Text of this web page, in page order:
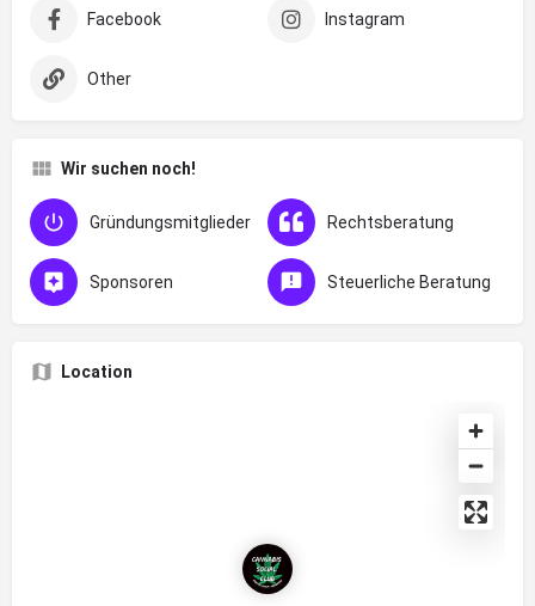
Facebook Instagram
Other
Wir suchen noch!
Gründungsmitglieder Rechtsberatung
Sponsoren Steuerliche Beratung
Location